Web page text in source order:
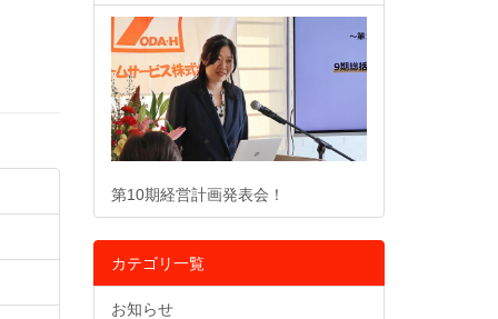
第10期経営計画発表会！
カテゴリ一覧
お知らせ